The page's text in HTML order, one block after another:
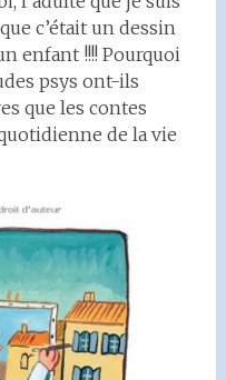
c’était un dessin
enfant !!!! Pourquoi
psys ont-ils
que les contes
de la vie